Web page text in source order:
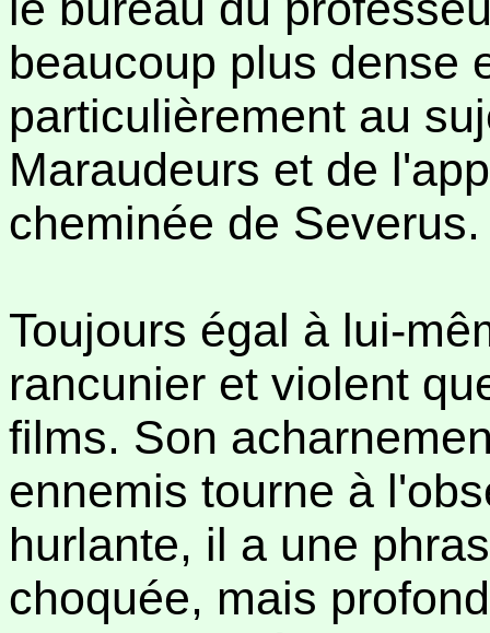
beaucoup plus dense
particulièrement au
Maraudeurs et de
cheminée de Severus.
Toujours égal à lui-
rancunier et violent
films. Son
ennemis tourne à
hurlante, il a une
choquée, mais